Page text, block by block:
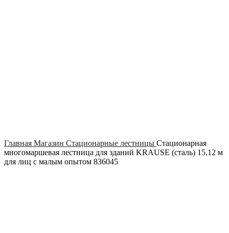
Главная Магазин Стационарные лестницы Стационарная
многомаршевая лестница для зданий KRAUSE (сталь) 15,12 м
для лиц с малым опытом 836045